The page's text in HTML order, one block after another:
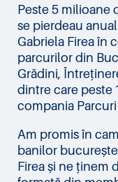
Peste 5 milioane
se pierdeau
Gabriela Firea în
parcurilor din
Grădini,
dintre care peste
compania Parcuri
Am promis în
banilor
Firea și ne ținem